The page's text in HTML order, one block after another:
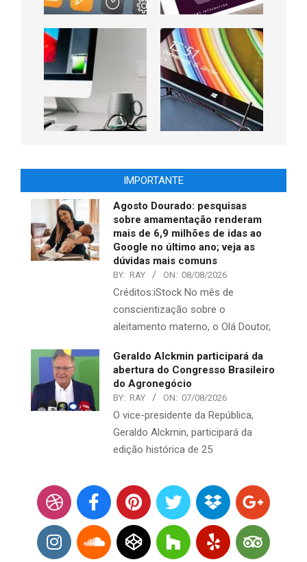
IMPORTANTE
Agosto Dourado: pesquisas
sobre amamentação renderam
mais de 6,9 milhões de idas ao
Google no último ano; veja as
dúvidas mais comuns
BY: RAY ON: 08/08/2026
Créditos:iStock No mês de
conscientização sobre o
aleitamento materno, o Olá Doutor,
Geraldo Alckmin participará da
abertura do Congresso Brasileiro
do Agronegócio
BY: RAY ON: 07/08/2026
O vice-presidente da República,
Geraldo Alckmin, participará da
edição histórica de 25